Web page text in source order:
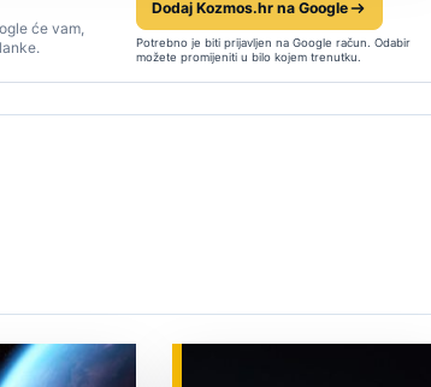
će vam,
Dodaj Kozmos.hr na Google
Potrebno je biti prijavljen na Google račun. Odabir
možete promijeniti u bilo kojem trenutku.